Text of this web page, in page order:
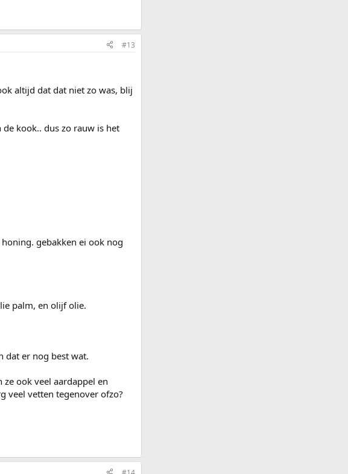
#13
altijd dat dat niet zo was, blij
kook.. dus zo rauw is het
gebakken ei ook nog
palm, en olijf olie.
dat er nog best wat.
ook veel aardappel en
veel vetten tegenover ofzo?